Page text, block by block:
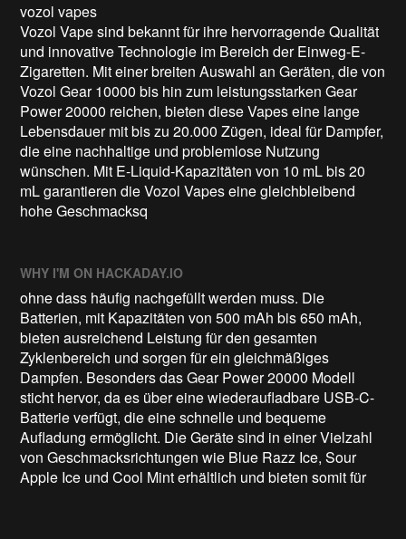
vozol vapes
Vozol Vape sind bekannt für ihre hervorragende Qualität
und innovative Technologie im Bereich der Einweg-E-
Zigaretten. Mit einer breiten Auswahl an Geräten, die von
Vozol Gear 10000 bis hin zum leistungsstarken Gear
Power 20000 reichen, bieten diese Vapes eine lange
Lebensdauer mit bis zu 20.000 Zügen, ideal für Dampfer,
die eine nachhaltige und problemlose Nutzung
wünschen. Mit E-Liquid-Kapazitäten von 10 mL bis 20
mL garantieren die Vozol Vapes eine gleichbleibend
hohe Geschmacksq
WHY I'M ON HACKADAY.IO
ohne dass häufig nachgefüllt werden muss. Die
Batterien, mit Kapazitäten von 500 mAh bis 650 mAh,
bieten ausreichend Leistung für den gesamten
Zyklenbereich und sorgen für ein gleichmäßiges
Dampfen. Besonders das Gear Power 20000 Modell
sticht hervor, da es über eine wiederaufladbare USB-C-
Batterie verfügt, die eine schnelle und bequeme
Aufladung ermöglicht. Die Geräte sind in einer Vielzahl
von Geschmacksrichtungen wie Blue Razz Ice, Sour
Apple Ice und Cool Mint erhältlich und bieten somit für